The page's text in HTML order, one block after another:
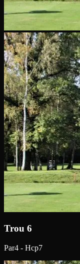
Trou 6
Par4 - Hcp7